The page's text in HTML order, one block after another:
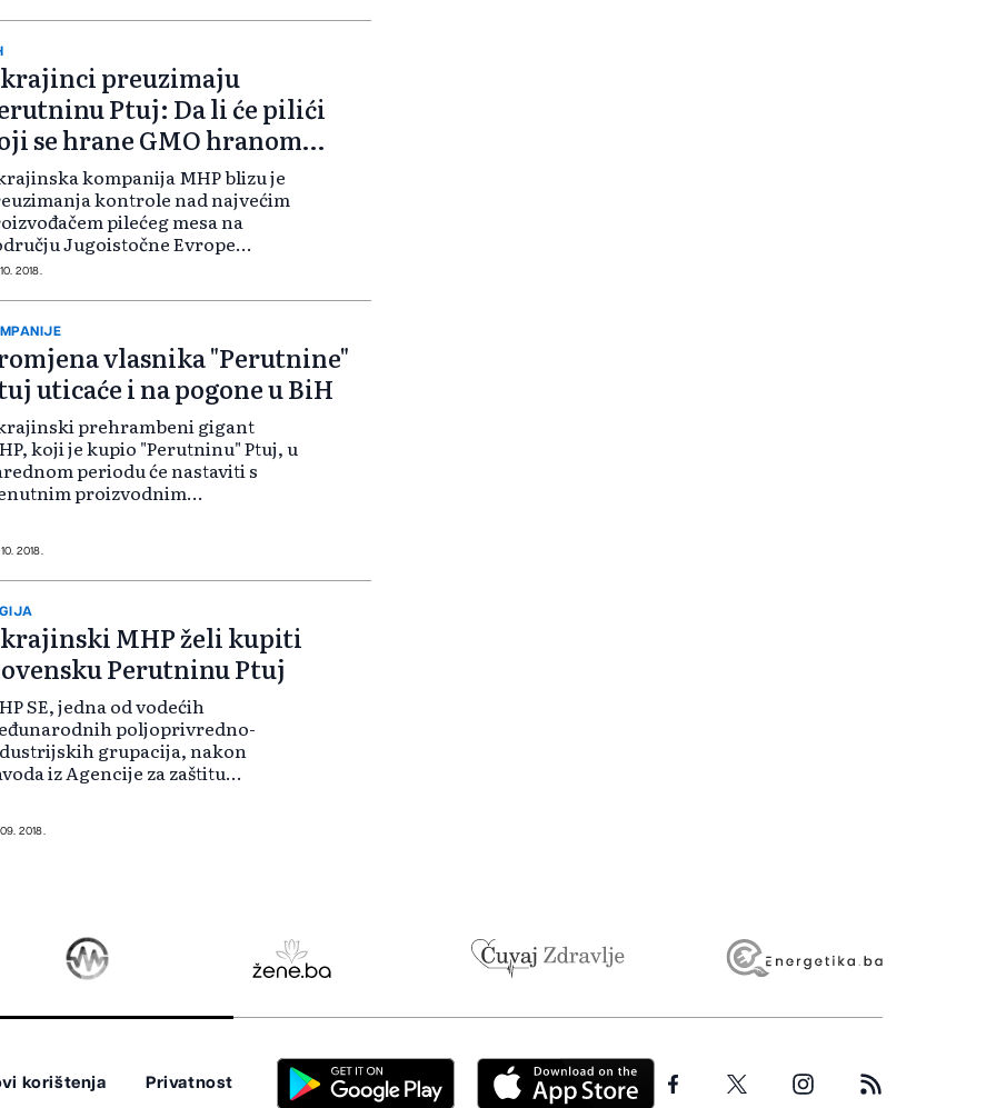
da Perutnina nikada u
preuzimaju
Ptuj: Da li će pilići
se hrane GMO hranom
tržište
kompanija MHP blizu je
kontrole nad najvećim
pilećeg mesa na
Jugoistočne Evrope
Ptuj. Ipak, priča ne bi bila
Ukrajince ne vezuju brojne
2018.
vlasnika "Perutnine"
uticaće i na pogone u BiH
prehrambeni gigant
koji je kupio "Perutninu" Ptuj, u
periodu će nastaviti s
proizvodnim
Potvrdila je ovo za
Anastas...
2018.
MHP želi kupiti
Perutninu Ptuj
SE, jedna od vodećih
poljoprivredno-
grupacija, nakon
iz Agencije za zaštitu
i vertikalno integrisanu
2018.
korištenja Privatnost